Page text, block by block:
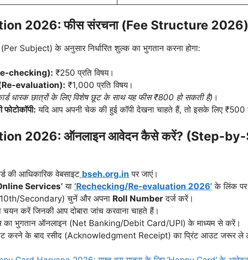
2026: फीस संरचना (Fee Structure 2026)
(Per Subject) के अनुसार निर्धारित शुल्क का भुगतान करना होगा:
checking): ₹250 प्रति विषय।
(Re-evaluation): ₹1,000 प्रति विषय।
धारक छात्रों के लिए विशेष छूट के साथ यह फीस ₹800 हो सकती है) ।
यदि आप अपनी चेक की हुई कॉपी देखना चाहते हैं, तो इसके लिए
2026: ऑनलाइन आवेदन कैसे करें? (Step-
की आधिकारिक वेबसाइट bseh.org.in पर जाएं।
Services’ या ‘Rechecking/Re-evaluation 2026’ के लिंक
(10th/Secondary) चुनें और अपना Roll Number दर्ज करें।
चयन करें जिनकी आप दोबारा जांच करवाना चाहते हैं।
का भुगतान ऑनलाइन (Net Banking/Debit Card/UPI) के माध्यम से करें।
करने के बाद रसीद (Acknowledgment Receipt) का प्रिंट आउट जरूर ले